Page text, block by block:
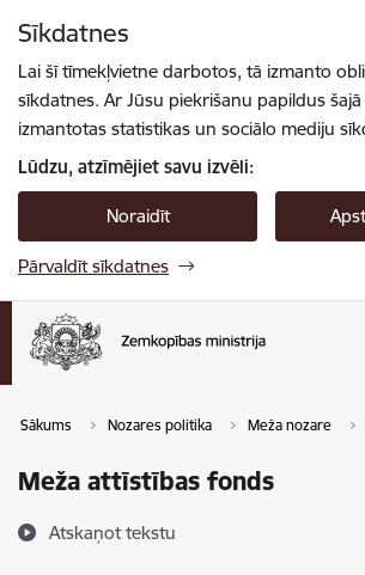
Sīkdatnes
Lai šī tīmekļvietne darbotos, tā izmanto
sīkdatnes. Ar Jūsu piekrišanu papildus
izmantotas statistikas un sociālo mediju
Lūdzu, atzīmējiet savu izvēli:
Noraidīt
Pārvaldīt sīkdatnes
Sākums Nozares politika Meža nozare
Meža attīstības fonds
Atskaņot tekstu